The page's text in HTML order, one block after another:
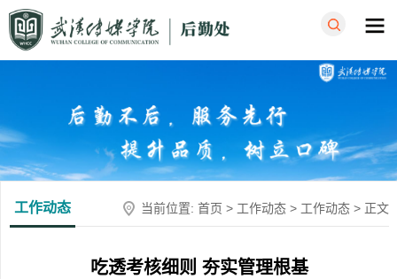
工作动态 当前位置: 首页 > 工作动态 > 工作动态 > 正文
吃透考核细则 夯实管理根基